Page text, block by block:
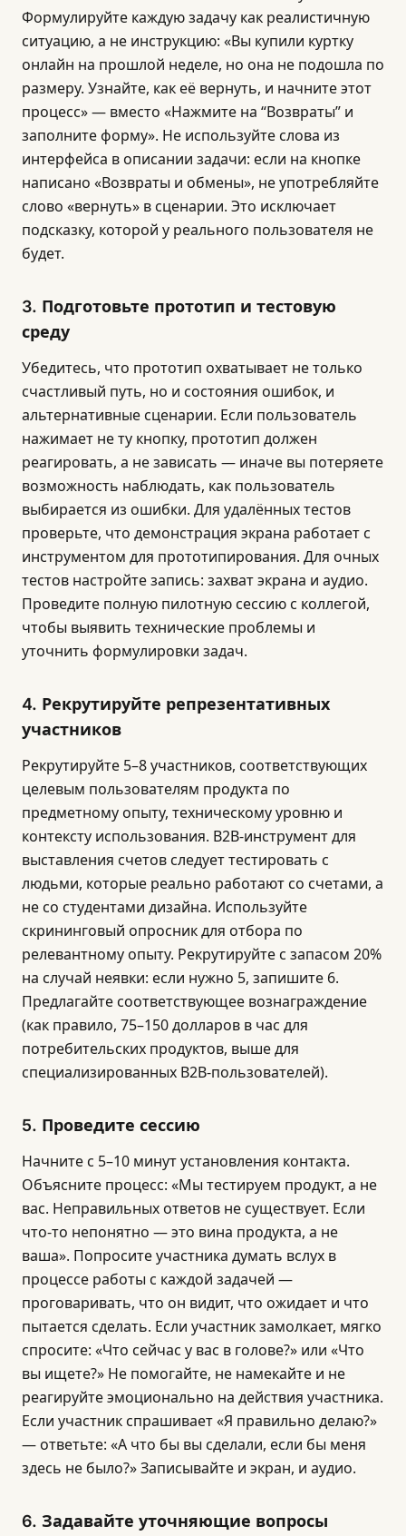
Формулируйте каждую задачу как реалистичную
ситуацию, а не инструкцию: «Вы купили куртку
онлайн на прошлой неделе, но она не подошла по
размеру. Узнайте, как её вернуть, и начните этот
процесс» — вместо «Нажмите на “Возвраты” и
заполните форму». Не используйте слова из
интерфейса в описании задачи: если на кнопке
написано «Возвраты и обмены», не употребляйте
слово «вернуть» в сценарии. Это исключает
подсказку, которой у реального пользователя не
будет.
3. Подготовьте прототип и тестовую
среду
Убедитесь, что прототип охватывает не только
счастливый путь, но и состояния ошибок, и
альтернативные сценарии. Если пользователь
нажимает не ту кнопку, прототип должен
реагировать, а не зависать — иначе вы потеряете
возможность наблюдать, как пользователь
выбирается из ошибки. Для удалённых тестов
проверьте, что демонстрация экрана работает с
инструментом для прототипирования. Для очных
тестов настройте запись: захват экрана и аудио.
Проведите полную пилотную сессию с коллегой,
чтобы выявить технические проблемы и
уточнить формулировки задач.
4. Рекрутируйте репрезентативных
участников
Рекрутируйте 5–8 участников, соответствующих
целевым пользователям продукта по
предметному опыту, техническому уровню и
контексту использования. B2B-инструмент для
выставления счетов следует тестировать с
людьми, которые реально работают со счетами, а
не со студентами дизайна. Используйте
скрининговый опросник для отбора по
релевантному опыту. Рекрутируйте с запасом 20%
на случай неявки: если нужно 5, запишите 6.
Предлагайте соответствующее вознаграждение
(как правило, 75–150 долларов в час для
потребительских продуктов, выше для
специализированных B2B-пользователей).
5. Проведите сессию
Начните с 5–10 минут установления контакта.
Объясните процесс: «Мы тестируем продукт, а не
вас. Неправильных ответов не существует. Если
что-то непонятно — это вина продукта, а не
ваша». Попросите участника думать вслух в
процессе работы с каждой задачей —
проговаривать, что он видит, что ожидает и что
пытается сделать. Если участник замолкает, мягко
спросите: «Что сейчас у вас в голове?» или «Что
вы ищете?» Не помогайте, не намекайте и не
реагируйте эмоционально на действия участника.
Если участник спрашивает «Я правильно делаю?»
— ответьте: «А что бы вы сделали, если бы меня
здесь не было?» Записывайте и экран, и аудио.
6. Задавайте уточняющие вопросы